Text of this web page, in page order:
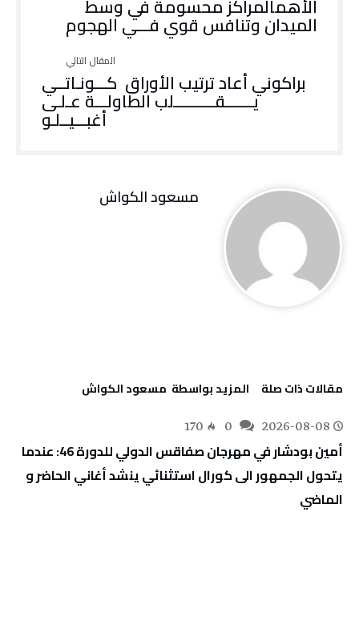
‬الميدان‭ ‬وتنافس‭ ‬قوي‭ ‬فـــي‭ ‬الهجوم
‬أغبـــيــلـو
مسعود الكواش
‫مقالات ذات صلة‬ ‫‫المزيد بواسطة‬ ‬ مسعود الكواش
2026-08-08
170
أمين بودشار في مهرجان صفاقس الدولي للدورة 46: عندما
يتحول الجمهور الى كورال استثنائي ينشد أغاني الحاضر و
الماضي